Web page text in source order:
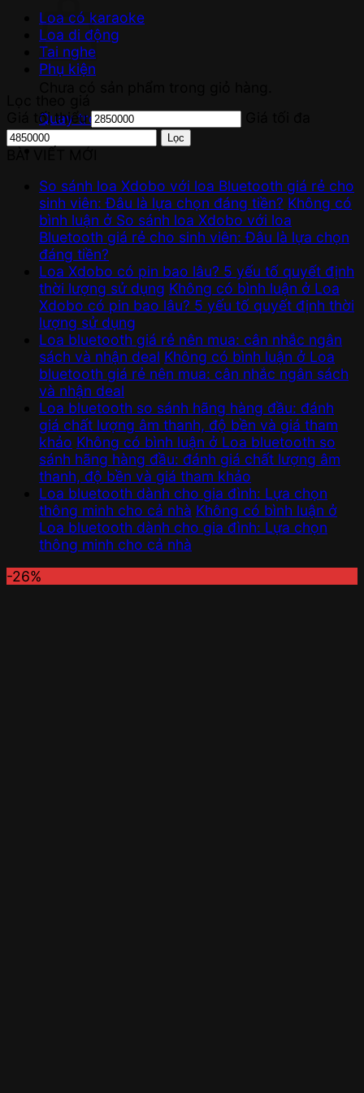
Quay trở lại cửa hàng
Loa có karaoke
Loa di động
Tai nghe
Phụ kiện
Giá tối thiểu
Lọc
So sánh loa Xdobo với loa Bluetooth giá rẻ cho
sinh viên: Đâu là lựa chọn đáng tiền? Không có
bình luận ở So sánh loa Xdobo với loa
Bluetooth giá rẻ cho sinh viên: Đâu là lựa chọn
đáng tiền?
Loa Xdobo có pin bao lâu? 5 yếu tố quyết định
thời lượng sử dụng Không có bình luận ở Loa
Xdobo có pin bao lâu? 5 yếu tố quyết định thời
lượng sử dụng
Loa bluetooth giá rẻ nên mua: cân nhắc ngân
sách và nhận deal Không có bình luận ở Loa
bluetooth giá rẻ nên mua: cân nhắc ngân sách
và nhận deal
Loa bluetooth so sánh hãng hàng đầu: đánh
giá chất lượng âm thanh, độ bền và giá tham
khảo Không có bình luận ở Loa bluetooth so
sánh hãng hàng đầu: đánh giá chất lượng âm
thanh, độ bền và giá tham khảo
Loa bluetooth dành cho gia đình: Lựa chọn
thông minh cho cả nhà Không có bình luận ở
Loa bluetooth dành cho gia đình: Lựa chọn
thông minh cho cả nhà
-26%